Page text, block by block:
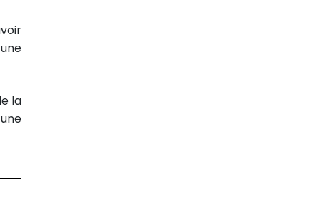
la